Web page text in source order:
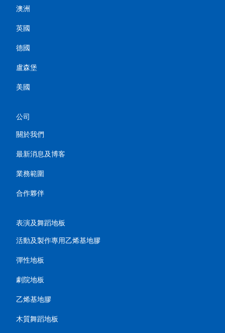
澳洲
英國
德國
盧森堡
美國
公司
關於我們
最新消息及博客
業務範圍
合作夥伴
表演及舞蹈地板
活動及製作專用乙烯基地膠
彈性地板
劇院地板
乙烯基地膠
木質舞蹈地板